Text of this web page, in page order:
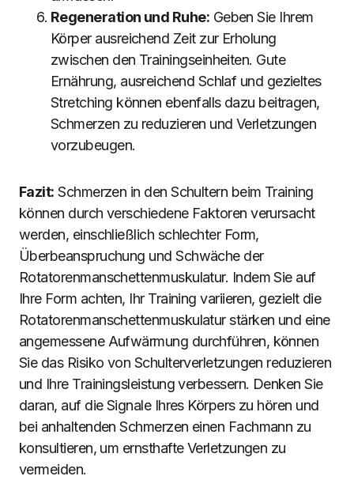
Regeneration und Ruhe: Geben Sie Ihrem
Körper ausreichend Zeit zur Erholung
zwischen den Trainingseinheiten. Gute
Ernährung, ausreichend Schlaf und gezieltes
Stretching können ebenfalls dazu beitragen,
Schmerzen zu reduzieren und Verletzungen
vorzubeugen.
Fazit: Schmerzen in den Schultern beim Training
können durch verschiedene Faktoren verursacht
werden, einschließlich schlechter Form,
Überbeanspruchung und Schwäche der
Rotatorenmanschettenmuskulatur. Indem Sie auf
Ihre Form achten, Ihr Training variieren, gezielt die
Rotatorenmanschettenmuskulatur stärken und eine
angemessene Aufwärmung durchführen, können
Sie das Risiko von Schulterverletzungen reduzieren
und Ihre Trainingsleistung verbessern. Denken Sie
daran, auf die Signale Ihres Körpers zu hören und
bei anhaltenden Schmerzen einen Fachmann zu
konsultieren, um ernsthafte Verletzungen zu
vermeiden.